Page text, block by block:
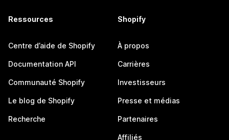
Ressources
Centre d’aide de Shopify
Documentation API
Communauté Shopify
Le blog de Shopify
Recherche
Shopify
À propos
Carrières
Investisseurs
Presse et médias
Partenaires
Affiliés